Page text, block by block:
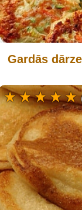
Gardās